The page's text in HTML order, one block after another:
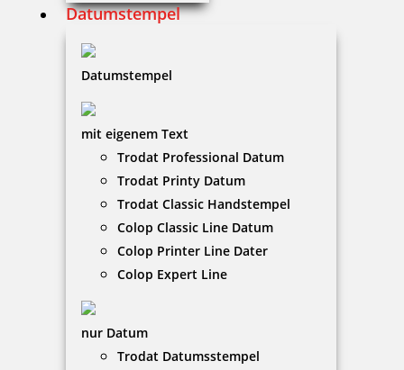
Datumstempel
Datumstempel
mit eigenem Text
Trodat Professional Datum
Trodat Printy Datum
Trodat Classic Handstempel
Colop Classic Line Datum
Colop Printer Line Dater
Colop Expert Line
nur Datum
Trodat Datumsstempel
Holzstempel Exlibris Motiv 03
15,80 €
Jetzt gestalten